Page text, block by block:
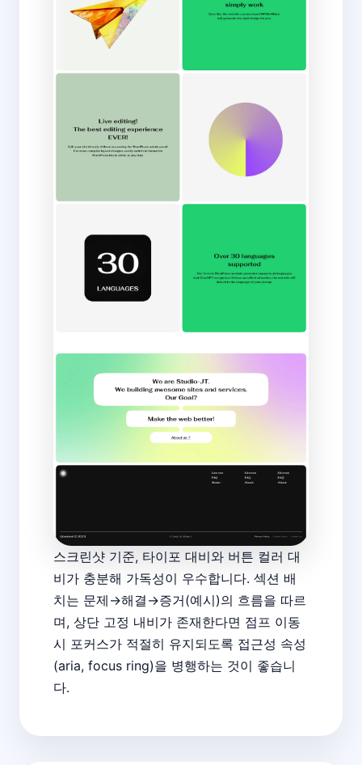
스크린샷 기준, 타이포 대비와 버튼 컬러 대
비가 충분해 가독성이 우수합니다. 섹션 배
치는 문제→해결→증거(예시)의 흐름을 따르
며, 상단 고정 내비가 존재한다면 점프 이동
시 포커스가 적절히 유지되도록 접근성 속성
(aria, focus ring)을 병행하는 것이 좋습니
다.